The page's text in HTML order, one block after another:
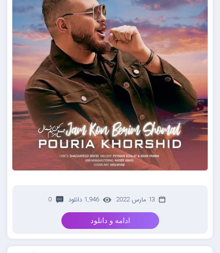
13 مارس 2022 1,946 دانلود 0
ادامه و دانلود